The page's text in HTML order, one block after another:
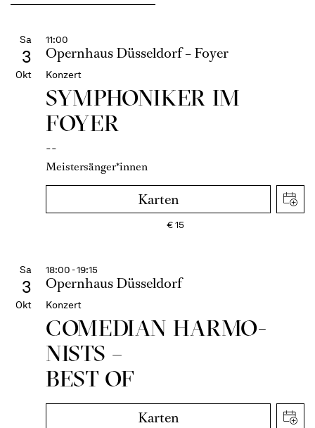
Sa
3
Okt
11:00
Opernhaus Düsseldorf – Foyer
Konzert
SYMPHONIKER IM
FOYER
--
Meistersänger*innen
Karten
€15
Sa
3
Okt
18:00 - 19:15
Opernhaus Düsseldorf
Konzert
COME­DIAN HARMO­
NISTS –
BEST OF
Karten